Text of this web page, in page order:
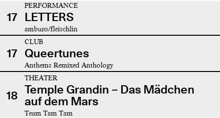
17
PERFORMANCE
LETTERS
amburo/fleischlin
17
CLUB
Queertunes
Anthems Remixed Anthology
18
THEATER
Temple Grandin – Das Mädchen
auf dem Mars
Team Tam Tam